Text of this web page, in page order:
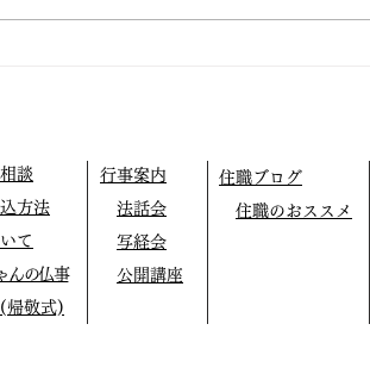
談
方法
て
んの仏事
帰敬式)
行事案内
法話会
写経会
公開講座
住職ブログ
住職のおススメ